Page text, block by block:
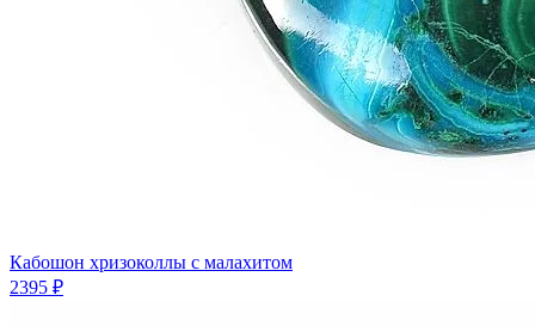
Кабошон хризоколлы с малахитом
2395 ₽